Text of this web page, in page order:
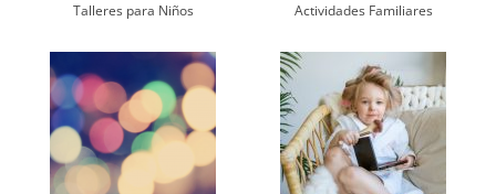
Talleres para Niños Actividades Familiares